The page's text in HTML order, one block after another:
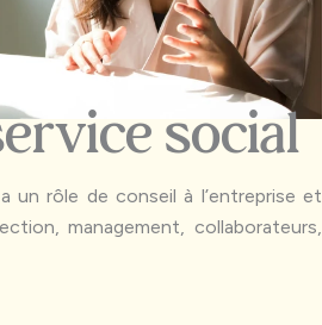
social
un rôle de conseil à l’entreprise et
management, collaborateurs,